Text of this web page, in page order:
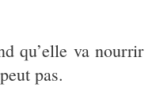
qu’elle va nourrir
pas.